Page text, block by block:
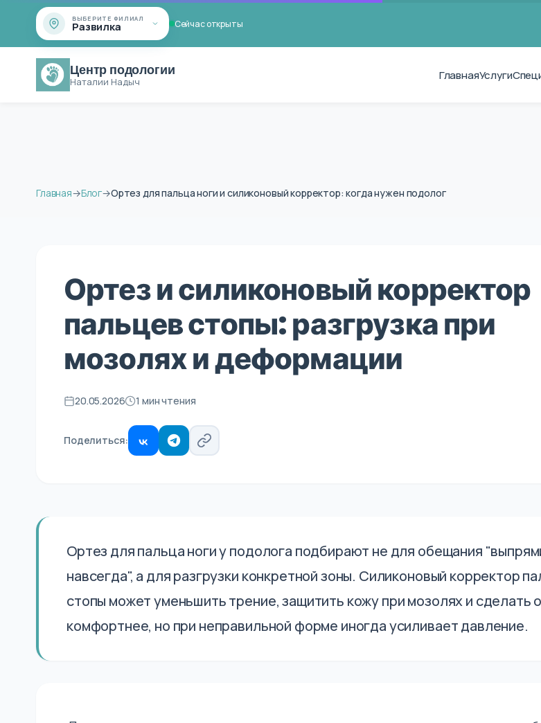
ВЫБЕРИТЕ ФИЛИАЛ
Развилка Сейчас открыты
Центр подологии
Наталии Надыч ГлавнаяУслуги
Главная→Блог→Ортез для пальца ноги и силиконовый корректор: когда нужен подолог
Ортез и силиконовый корректор
пальцев стопы: разгрузка при
мозолях и деформации
20.05.2026 1 мин чтения
Поделиться:
Ортез для пальца ноги у подолога подбирают не для обещания
навсегда", а для разгрузки конкретной зоны. Силиконовый корректор
стопы может уменьшить трение, защитить кожу при мозолях и сделать
комфортнее, но при неправильной форме иногда усиливает давление.